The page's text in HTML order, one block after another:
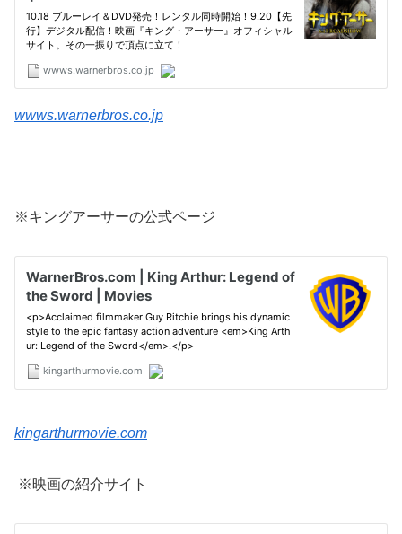
wwws.warnerbros.co.jp
※キングアーサーの公式ページ
kingarthurmovie.com
※映画の紹介サイト